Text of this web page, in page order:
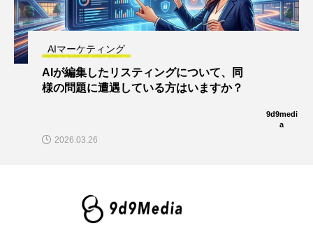
AIマーケティング
AIが編集したリスティングについて、同
様の問題に遭遇している方はいますか？
9d9medi
a
2026.03.26